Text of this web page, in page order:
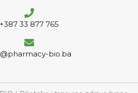
+387 33 877 765
bio.ba